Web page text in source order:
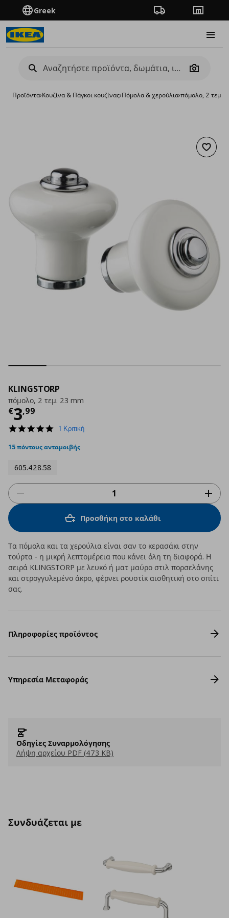
Greek Πορεία παραγγελίας
Camera
Προϊόντα›Κουζίνα & Πάγκοι κουζίνας›Πόμολα & χερούλια›πόμολο, 2 τεμ.
KLINGSTORP
πόμολο, 2 τεμ. 23 mm
€3,99
Τρέχουσα τιμή
5.0
rating
1 Κριτική
15 πόντους ανταμοιβής
605.428.58
Προσθήκη στο καλάθι
Τα πόμολα και τα χερούλια είναι σαν το κερασάκι στην
τούρτα - η μικρή λεπτομέρεια που κάνει όλη τη διαφορά. Η
σειρά KLINGSTORP με λευκό ή ματ μαύρο στιλ πορσελάνης
και στρογγυλεμένο άκρο, φέρνει ρουστίκ αισθητική στο σπίτι
σας.
Πληροφορίες προϊόντος
Υπηρεσία Μεταφοράς
Οδηγίες Συναρμολόγησης
Λήψη αρχείου PDF (473 KB)
Συνδυάζεται με